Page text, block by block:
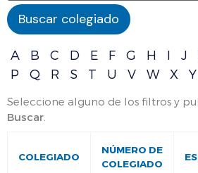
A B C D E F G H I J
P
Q R S T U V W X Y
Seleccione alguno de los filtros y
Buscar
COLEGIADO
NÚMERO DE
COLEGIADO